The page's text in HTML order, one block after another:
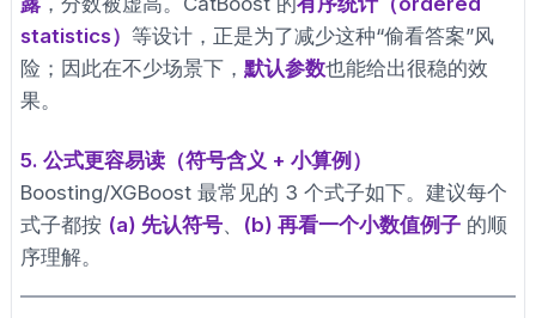
statistics） 等设计，正是为了减少这种“偷看答案”风
险；因此在不少场景下， 默认参数也能给出很稳的效
果。
5. 公式更容易读（符号含义 + 小算例）
Boosting/XGBoost 最常见的 3 个式子如下。建议每个
式子都按 (a) 先认符号、 (b) 再看一个小数值例子的顺
序理解。